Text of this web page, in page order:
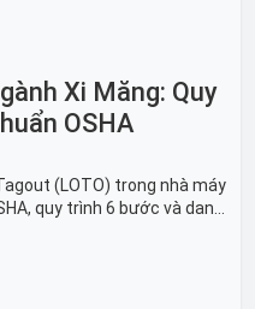
Xi Măng: Quy
OSHA
(LOTO) trong nhà máy
quy trình 6 bước và danh
bảo trì lò nung, máy